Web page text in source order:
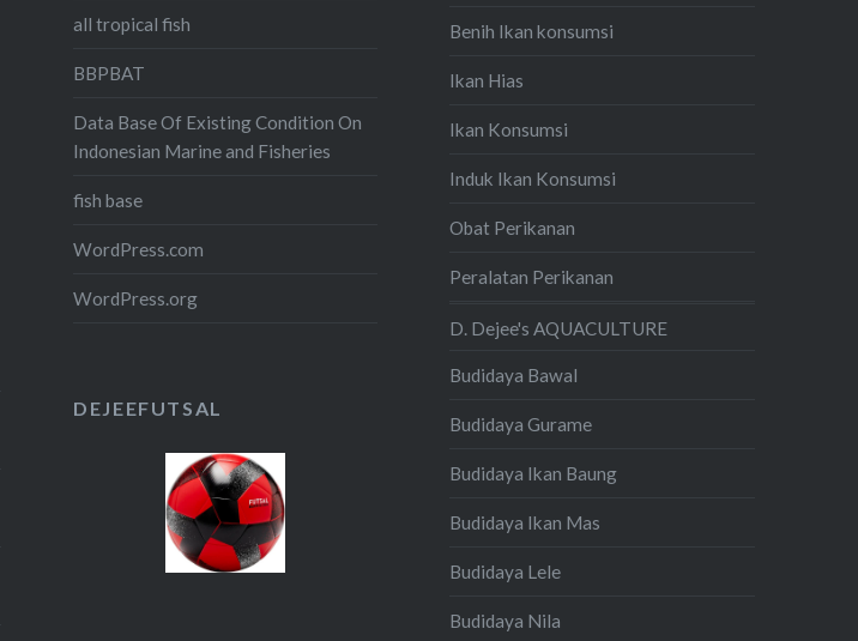
Benih Ikan konsumsi
Ikan Hias
Ikan Konsumsi
Induk Ikan Konsumsi
Obat Perikanan
Peralatan Perikanan
D. Dejee's AQUACULTURE
Budidaya Bawal
Budidaya Gurame
Budidaya Ikan Baung
Budidaya Ikan Mas
Budidaya Lele
Budidaya Nila
all tropical fish
BBPBAT
Data Base Of Existing Condition On
Indonesian Marine and Fisheries
fish base
WordPress.com
WordPress.org
DEJEEFUTSAL